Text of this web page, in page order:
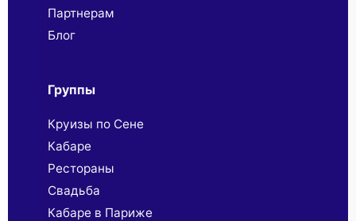
Партнерaм
Блог
Группы
Круизы по Сене
Кабаре
Рестораны
Свадьба
Кабаре в Париже